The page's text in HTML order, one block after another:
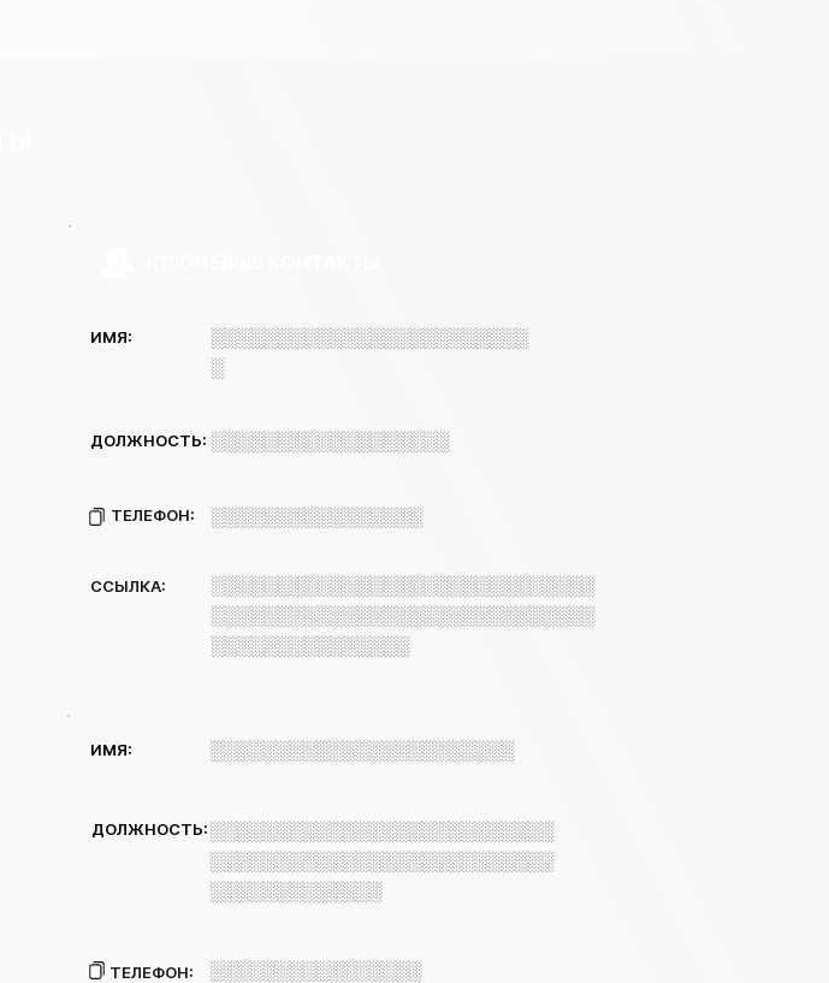
ИМЯ:
░░░░░░░░░░░░░░░░░░░░░░░░
░
ДОЛЖНОСТЬ: ░░░░░░░░░░░░░░░░░░
ТЕЛЕФОН: ░░░░░░░░░░░░░░░░
ССЫЛКА:
░░░░░░░░░░░░░░░░░░░░░░░░░░░░░
░░░░░░░░░░░░░░░░░░░░░░░░░░░░░
░░░░░░░░░░░░░░░
ИМЯ: ░░░░░░░░░░░░░░░░░░░░░░░
ДОЛЖНОСТЬ:░░░░░░░░░░░░░░░░░░░░░░░░░░
░░░░░░░░░░░░░░░░░░░░░░░░░░
░░░░░░░░░░░░░
ТЕЛЕФОН: ░░░░░░░░░░░░░░░░